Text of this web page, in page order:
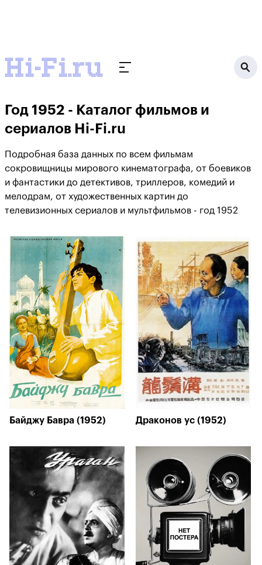
Год 1952 - Каталог фильмов и
сериалов Hi-Fi.ru
Подробная база данных по всем фильмам
сокровищницы мирового кинематографа, от боевиков
и фантастики до детективов, триллеров, комедий и
мелодрам, от художественных картин до
телевизионных сериалов и мультфильмов - год 1952
Байджу Бавра (1952) Драконов ус (1952)